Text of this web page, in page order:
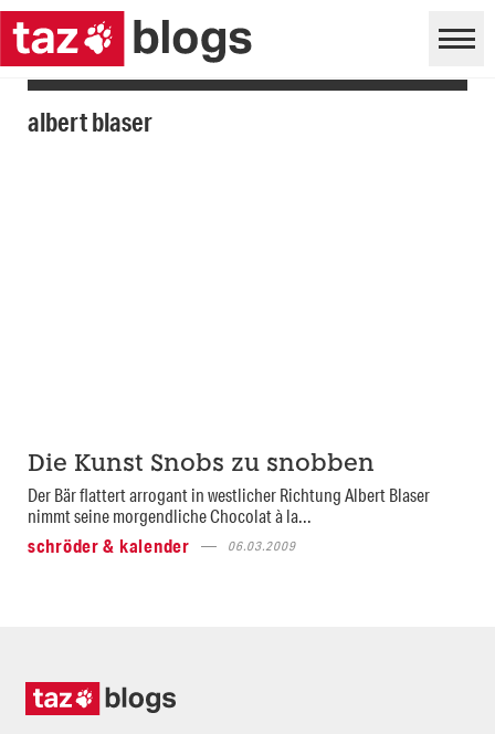
albert blaser
Die Kunst Snobs zu snobben
Der Bär flattert arrogant in westlicher Richtung Albert Blaser
nimmt seine morgendliche Chocolat à la...
schröder & kalender
06.03.2009